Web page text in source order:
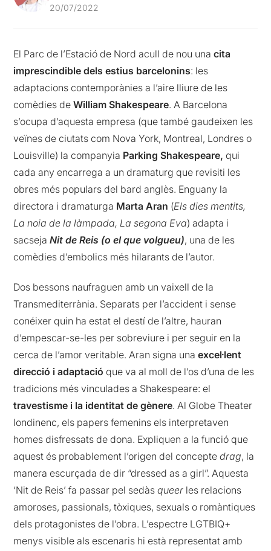
20/07/2022
El Parc de l’Estació de Nord acull de nou unacita
imprescindible dels estius barcelonins: les
adaptacions contemporànies a l’aire lliure de les
comèdies deWilliam Shakespeare. A Barcelona
s’ocupa d’aquesta empresa (que també gaudeixen les
veïnes de ciutats com Nova York, Montreal, Londres o
Louisville) la companyia Parking Shakespeare, qui
cada any encarrega a un dramaturg que revisiti les
obres més populars del bard anglès. Enguany la
directora i dramaturga Marta Aran (Els dies mentits,
La noia de la làmpada, La segona Eva) adapta i
sacsejaNit de Reis (o el que volgueu), una de les
comèdies d’embolics més hilarants de l’autor.
Dos bessons naufraguen amb un vaixell de la
Transmediterrània. Separats per l’accident i sense
conéixer quin ha estat el destí de l’altre, hauran
d’empescar-se-les per sobreviure i per seguir en la
cerca de l’amor veritable. Aran signa unaexcel·lent
direcció i adaptació que va al moll de l’os d’una de les
tradicions més vinculades a Shakespeare: el
travestisme i la identitat de gènere. Al Globe Theater
londinenc, els papers femenins els interpretaven
homes disfressats de dona. Expliquen a la funció que
aquest és probablement l’origen del concepte drag, la
manera escurçada de dir “dressed as a girl”. Aquesta
‘Nit de Reis’ fa passar pel sedàsqueer les relacions
amoroses, passionals, tòxiques, sexuals o romàntiques
dels protagonistes de l’obra. L’espectre LGTBIQ+
menys visible als escenaris hi està representat amb